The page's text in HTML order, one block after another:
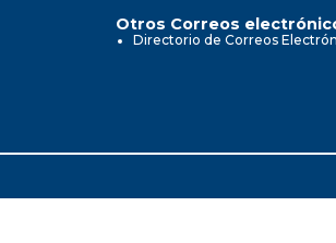
Otros Correos
Directorio de Correos